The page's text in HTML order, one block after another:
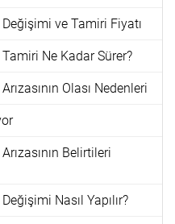
ve Tamiri Fiyatı
Ne Kadar Sürer?
Olası Nedenleri
Belirtileri
Nasıl Yapılır?